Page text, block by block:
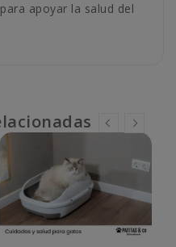
apoyar la salud del